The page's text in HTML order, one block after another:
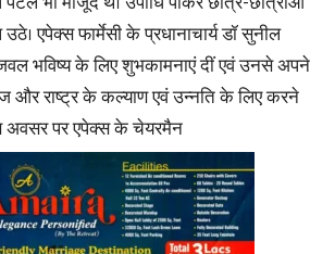
एपेक्स फार्मेसी के प्रधानाचार्य डॉ सुनील
भविष्य के लिए शुभकामनाएं दीं एवं उनसे अपने
और राष्ट्र के कल्याण एवं उन्नति के लिए करने
अवसर पर एपेक्स के चेयरमैन